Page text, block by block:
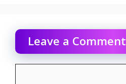
Leave a Comment